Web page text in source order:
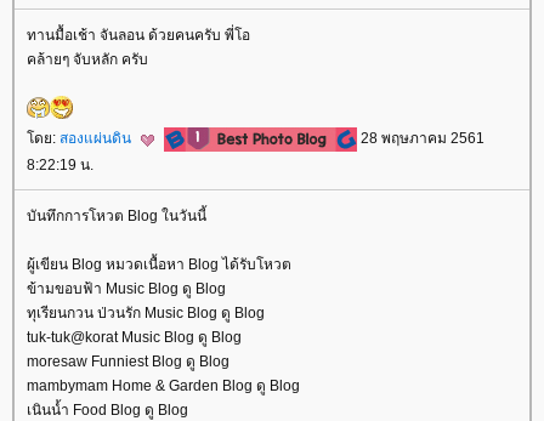
ทานมื้อเช้า จันลอน ด้วยคนครับ พี่โอ
คล้ายๆ จับหลัก ครับ
ดย: สองแผ่นดิน
28 พฤษภาคม 2561
8:22:19 น.
บันทึกการโหวต Blog ในวันนี้
ผู้เขียน Blog หมวดเนื้อหา Blog ได้รับโหวต
ข้ามขอบฟ้า Music Blog ดู Blog
ทุเรียนกวน ป่วนรัก Music Blog ดู Blog
tuk-tuk@korat Music Blog ดู Blog
moresaw Funniest Blog ดู Blog
mambymam Home & Garden Blog ดู Blog
เนินน้ำ Food Blog ดู Blog